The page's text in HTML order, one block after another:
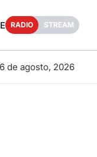
RADIO STREAM
de agosto, 2026